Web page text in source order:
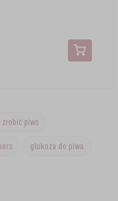
piwo
glukoza do piwa